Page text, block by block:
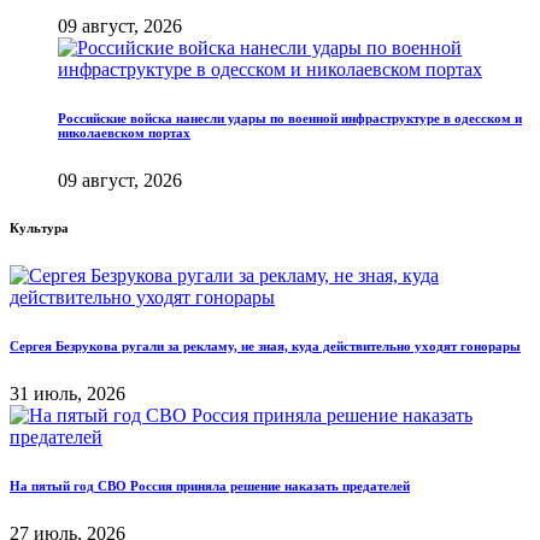
09 август, 2026
Российские войска нанесли удары по военной инфраструктуре в одесском и
николаевском портах
09 август, 2026
Культура
Сергея Безрукова ругали за рекламу, не зная, куда действительно уходят гонорары
31 июль, 2026
На пятый год СВО Россия приняла решение наказать предателей
27 июль, 2026